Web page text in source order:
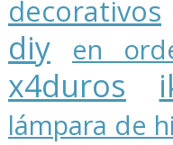
decorativos
diy
en
x4duros
lámpara de